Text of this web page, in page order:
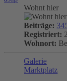
Wohnt hier
Beiträge:
Registriert:
Wohnort:
Galerie
Marktplatz